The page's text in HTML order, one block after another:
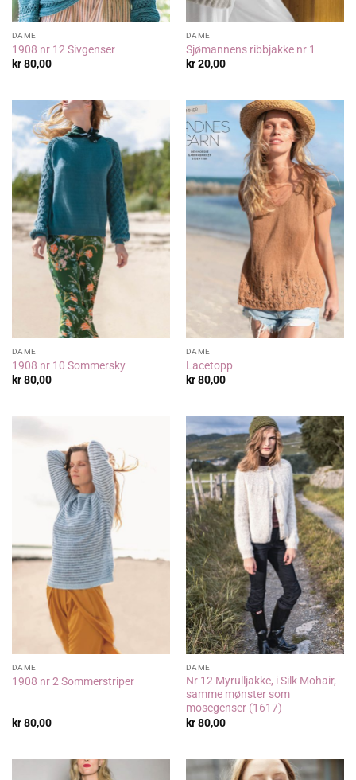
DAME
1908 nr 12 Sivgenser
kr80,00
DAME
Sjømannens ribbjakke nr 1
kr20,00
DAME
1908 nr 10 Sommersky
kr80,00
DAME
Lacetopp
kr80,00
DAME
1908 nr 2 Sommerstriper
kr80,00
DAME
Nr 12 Myrulljakke, i Silk Mohair,
samme mønster som
mosegenser (1617)
kr80,00